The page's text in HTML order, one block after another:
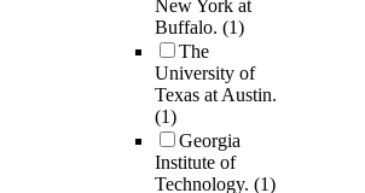
New York at
Buffalo. (1)
The
University of
Texas at Austin.
(1)
Georgia
Institute of
Technology. (1)